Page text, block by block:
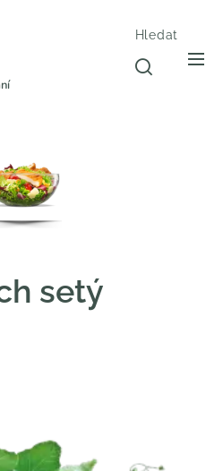
Hledat
setý